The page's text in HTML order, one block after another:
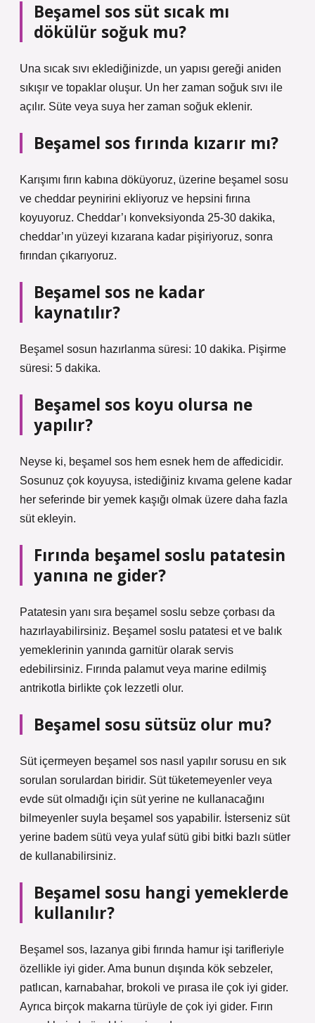
Beşamel sos süt sıcak mı
dökülür soğuk mu?
Una sıcak sıvı eklediğinizde, un yapısı gereği aniden
sıkışır ve topaklar oluşur. Un her zaman soğuk sıvı ile
açılır. Süte veya suya her zaman soğuk eklenir.
Beşamel sos fırında kızarır mı?
Karışımı fırın kabına döküyoruz, üzerine beşamel sosu
ve cheddar peynirini ekliyoruz ve hepsini fırına
koyuyoruz. Cheddar’ı konveksiyonda 25-30 dakika,
cheddar’ın yüzeyi kızarana kadar pişiriyoruz, sonra
fırından çıkarıyoruz.
Beşamel sos ne kadar
kaynatılır?
Beşamel sosun hazırlanma süresi: 10 dakika. Pişirme
süresi: 5 dakika.
Beşamel sos koyu olursa ne
yapılır?
Neyse ki, beşamel sos hem esnek hem de affedicidir.
Sosunuz çok koyuysa, istediğiniz kıvama gelene kadar
her seferinde bir yemek kaşığı olmak üzere daha fazla
süt ekleyin.
Fırında beşamel soslu patatesin
yanına ne gider?
Patatesin yanı sıra beşamel soslu sebze çorbası da
hazırlayabilirsiniz. Beşamel soslu patatesi et ve balık
yemeklerinin yanında garnitür olarak servis
edebilirsiniz. Fırında palamut veya marine edilmiş
antrikotla birlikte çok lezzetli olur.
Beşamel sosu sütsüz olur mu?
Süt içermeyen beşamel sos nasıl yapılır sorusu en sık
sorulan sorulardan biridir. Süt tüketemeyenler veya
evde süt olmadığı için süt yerine ne kullanacağını
bilmeyenler suyla beşamel sos yapabilir. İsterseniz süt
yerine badem sütü veya yulaf sütü gibi bitki bazlı sütler
de kullanabilirsiniz.
Beşamel sosu hangi yemeklerde
kullanılır?
Beşamel sos, lazanya gibi fırında hamur işi tarifleriyle
özellikle iyi gider. Ama bunun dışında kök sebzeler,
patlıcan, karnabahar, brokoli ve pırasa ile çok iyi gider.
Ayrıca birçok makarna türüyle de çok iyi gider. Fırın